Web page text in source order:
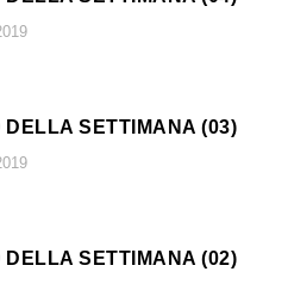
DELLA SETTIMANA (03)
DELLA SETTIMANA (02)